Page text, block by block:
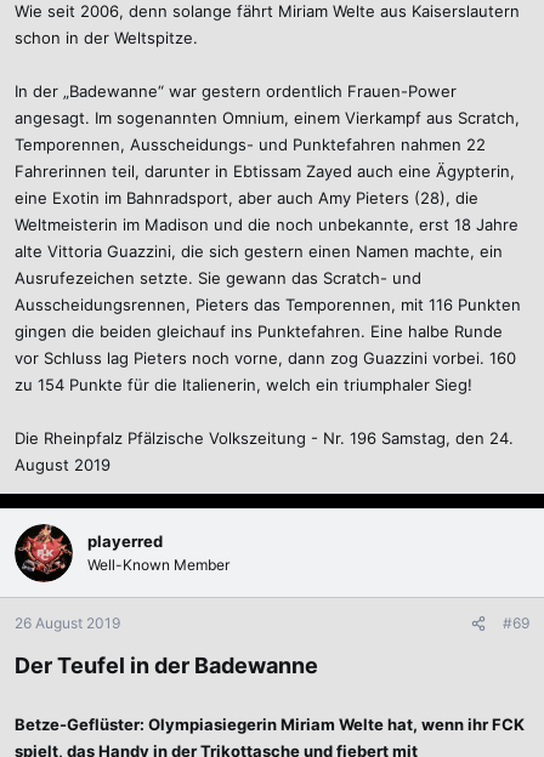
Wie seit 2006, denn solange fährt Miriam Welte aus Kaiserslautern
schon in der Weltspitze.
In der „Badewanne“ war gestern ordentlich Frauen-Power
angesagt. Im sogenannten Omnium, einem Vierkampf aus Scratch,
Temporennen, Ausscheidungs- und Punktefahren nahmen 22
Fahrerinnen teil, darunter in Ebtissam Zayed auch eine Ägypterin,
eine Exotin im Bahnradsport, aber auch Amy Pieters (28), die
Weltmeisterin im Madison und die noch unbekannte, erst 18 Jahre
alte Vittoria Guazzini, die sich gestern einen Namen machte, ein
Ausrufezeichen setzte. Sie gewann das Scratch- und
Ausscheidungsrennen, Pieters das Temporennen, mit 116 Punkten
gingen die beiden gleichauf ins Punktefahren. Eine halbe Runde
vor Schluss lag Pieters noch vorne, dann zog Guazzini vorbei. 160
zu 154 Punkte für die Italienerin, welch ein triumphaler Sieg!
Die Rheinpfalz Pfälzische Volkszeitung - Nr. 196 Samstag, den 24.
August 2019
playerred
Well-Known Member
26 August 2019 #69
Der Teufel in der Badewanne
Betze-Geflüster: Olympiasiegerin Miriam Welte hat, wenn ihr FCK
spielt, das Handy in der Trikottasche und fiebert mit